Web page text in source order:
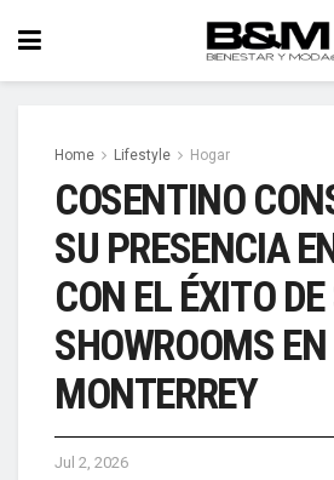
Home Lifestyle Hogar
COSENTINO
SU PRESENCIA
CON EL ÉXITO
SHOWROOMS
MONTERREY
Jul 2, 2026